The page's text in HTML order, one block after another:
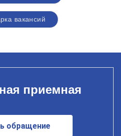
вакансий
приемная
обращение